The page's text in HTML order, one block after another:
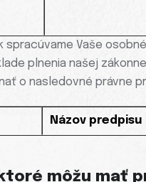
spracúvame Vaše
plnenia našej
o nasledovné právne
Názov predpisu
môžu mať